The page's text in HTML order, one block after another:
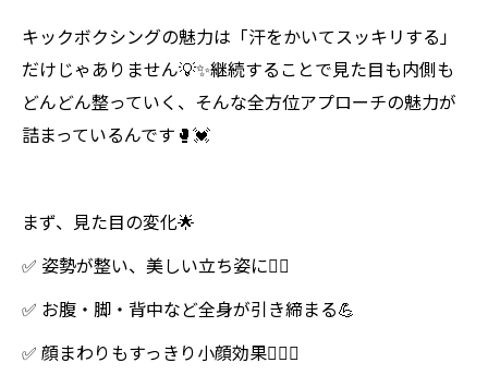
キックボクシングの魅力は「汗をかいてスッキリする」
だけじゃありません💡✨継続することで見た目も内側も
どんどん整っていく、そんな全方位アプローチの魅力が
詰まっているんです🥊💓
まず、見た目の変化🌟
✅ 姿勢が整い、美しい立ち姿に🧍‍♀️
✅ お腹・脚・背中など全身が引き締まる💪
✅ 顔まわりもすっきり小顔効果💆‍♀️✨